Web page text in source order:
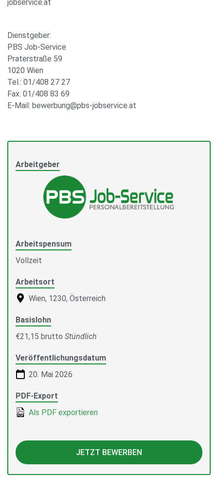
jobservice.at
Dienstgeber:
PBS Job-Service
Praterstraße 59
1020 Wien
Tel.: 01/408 27 27
Fax: 01/408 83 69
E-Mail: bewerbung@pbs-jobservice.at
Arbeitgeber
Arbeitspensum
Vollzeit
Arbeitsort
Wien, 1230, Österreich
Basislohn
€21,15 brutto Stündlich
Veröffentlichungsdatum
20. Mai 2026
PDF-Export
Als PDF exportieren
JETZT BEWERBEN